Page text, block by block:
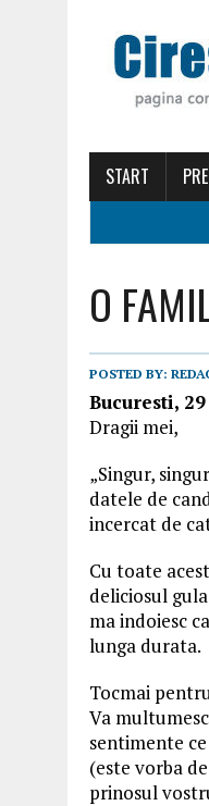
START
O
POSTED BY:
Bucuresti,
Dragii mei,
„Singur,
datele de
incercat de
Cu toate
deliciosul
ma indoiesc
lunga durata.
Tocmai
Va
sentimente
(este vorba
prinosul